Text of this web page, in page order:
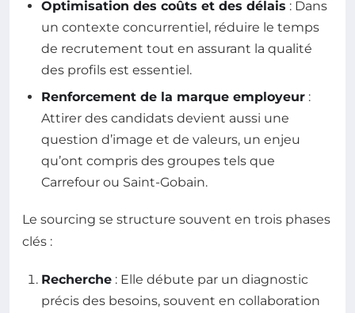
Optimisation des coûts et des délais : Dans
un contexte concurrentiel, réduire le temps
de recrutement tout en assurant la qualité
des profils est essentiel.
Renforcement de la marque employeur :
Attirer des candidats devient aussi une
question d’image et de valeurs, un enjeu
qu’ont compris des groupes tels que
Carrefour ou Saint-Gobain.
Le sourcing se structure souvent en trois phases
clés :
Recherche : Elle débute par un diagnostic
précis des besoins, souvent en collaboration